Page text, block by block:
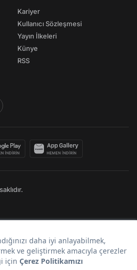
Kariyer
Kullanıcı Sözleşmesi
Yayın İlkeleri
Künye
RSS
markasıdır.